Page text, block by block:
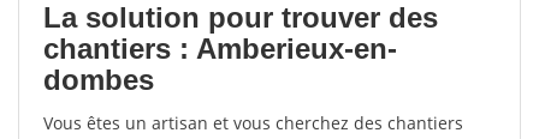
La solution pour trouver des
chantiers : Amberieux-en-
dombes
Vous êtes un artisan et vous cherchez des chantiers